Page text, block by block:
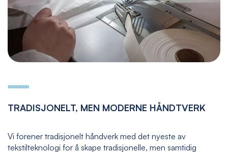
TRADISJONELT, MEN MODERNE HÅNDTVERK
Vi forener tradisjonelt håndverk med det nyeste av
tekstilteknologi for å skape tradisjonelle, men samtidig